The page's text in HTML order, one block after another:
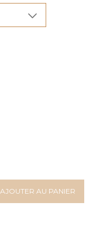
AJOUTER AU PANIER